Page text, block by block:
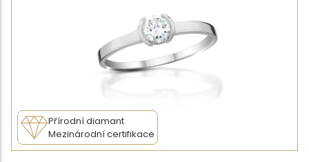
Přírodní diamant
Mezinárodní certifikace